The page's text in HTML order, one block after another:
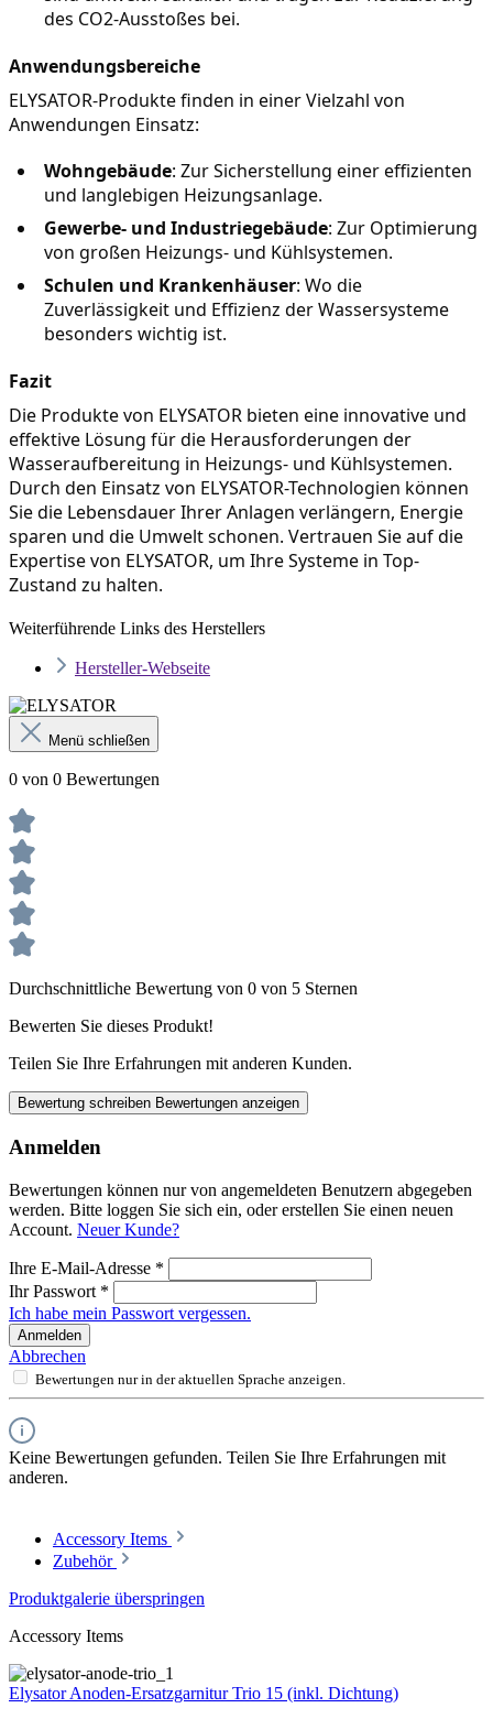
des CO2-Ausstoßes bei.
Anwendungsbereiche
ELYSATOR-Produkte finden in einer Vielzahl von
Anwendungen Einsatz:
Wohngebäude: Zur Sicherstellung einer effizienten
und langlebigen Heizungsanlage.
Gewerbe- und Industriegebäude: Zur Optimierung
von großen Heizungs- und Kühlsystemen.
Schulen und Krankenhäuser: Wo die
Zuverlässigkeit und Effizienz der Wassersysteme
besonders wichtig ist.
Fazit
Die Produkte von ELYSATOR bieten eine innovative und
effektive Lösung für die Herausforderungen der
Wasseraufbereitung in Heizungs- und Kühlsystemen.
Durch den Einsatz von ELYSATOR-Technologien können
Sie die Lebensdauer Ihrer Anlagen verlängern, Energie
sparen und die Umwelt schonen. Vertrauen Sie auf die
Expertise von ELYSATOR, um Ihre Systeme in Top-
Zustand zu halten.
Weiterführende Links des Herstellers
Hersteller-Webseite
Menü schließen
0 von 0 Bewertungen
Durchschnittliche Bewertung von 0 von 5 Sternen
Bewerten Sie dieses Produkt!
Teilen Sie Ihre Erfahrungen mit anderen Kunden.
Bewertung schreiben Bewertungen anzeigen
Anmelden
Bewertungen können nur von angemeldeten Benutzern abgegeben
werden. Bitte loggen Sie sich ein, oder erstellen Sie einen neuen
Account. Neuer Kunde?
Ihre E-Mail-Adresse *
Ihr Passwort *
Ich habe mein Passwort vergessen.
Anmelden
Abbrechen
Bewertungen nur in der aktuellen Sprache anzeigen.
Keine Bewertungen gefunden. Teilen Sie Ihre Erfahrungen mit
anderen.
Accessory Items
Zubehör
Produktgalerie überspringen
Accessory Items
Elysator Anoden-Ersatzgarnitur Trio 15 (inkl. Dichtung)